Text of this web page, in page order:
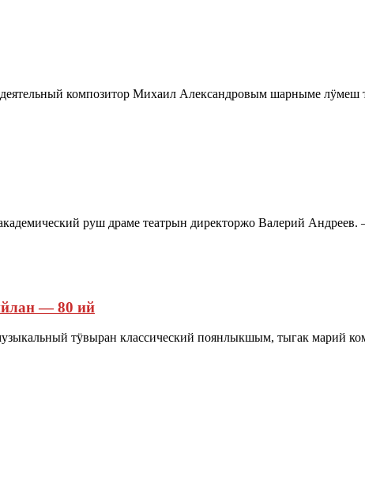
композитор Михаил Александровым шарныме
руш драме театрын директоржо Валерий Андреев.
— 80 ий
тӱвыран классический поянлыкшым, тыгак марий